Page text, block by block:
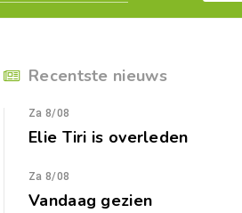
Recentste nieuws
Za 8/08
Elie Tiri is overleden
Za 8/08
Vandaag gezien